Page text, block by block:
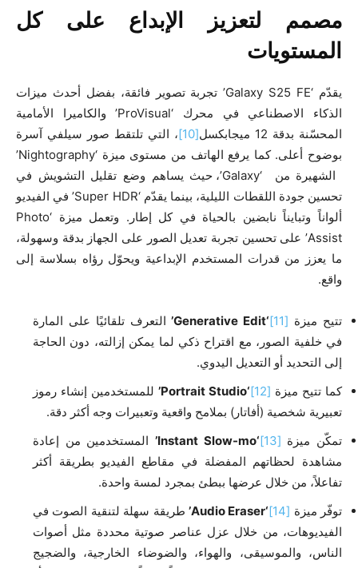
مصمم لتعزيز الإبداع على كل
المستويات
يقدّم ‘Galaxy S25 FE’ تجربة تصوير فائقة، بفضل أحدث ميزات
الذكاء الاصطناعي في محرك ‘ProVisual’ والكاميرا الأمامية
المحسّنة بدقة 12 ميجابكسل
[10]
، التي تلتقط صور سيلفي آسرة
بوضوح أعلى. كما يرفع الهاتف من مستوى ميزة ‘Nightography’
الشهيرة من ‘Galaxy’، حيث يساهم وضع تقليل التشويش في
تحسين جودة اللقطات الليلية، بينما يقدّم ‘Super HDR’ في الفيديو
ألواناً وتبايناً نابضين بالحياة في كل إطار. وتعمل ميزة ‘Photo
Assist’ على تحسين تجربة تعديل الصور على الجهاز بدقة وسهولة،
ما يعزز من قدرات المستخدم الإبداعية ويحوّل رؤاه بسلاسة إلى
واقع.
تتيح ميزة [11]
‘Generative Edit’
التعرف تلقائيًا على المارة
في خلفية الصور، مع اقتراح ذكي لما يمكن إزالته، دون الحاجة
إلى التحديد أو التعديل اليدوي.
كما تتيح ميزة [12]
‘Portrait Studio’
للمستخدمين إنشاء رموز
تعبيرية شخصية (أفاتار) بملامح واقعية وتعبيرات وجه أكثر دقة.
تمكّن ميزة [13]
‘Instant Slow-mo’
المستخدمين من إعادة
مشاهدة لحظاتهم المفضلة في مقاطع الفيديو بطريقة أكثر
تفاعلاً، من خلال عرضها ببطئ بمجرد لمسة واحدة.
توفّر ميزة [14]
‘Audio Eraser’
طريقة سهلة لتنقية الصوت في
الفيديوهات، من خلال عزل عناصر صوتية محددة مثل أصوات
الناس، والموسيقى، والهواء، والضوضاء الخارجية، والضجيج